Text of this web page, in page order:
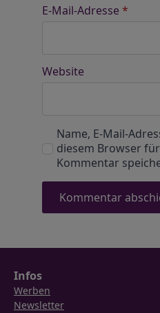
E-Mail-Adresse *
Website
Name, E-Mail-
diesem Browser
Kommentar
Infos
Werben
Newsletter